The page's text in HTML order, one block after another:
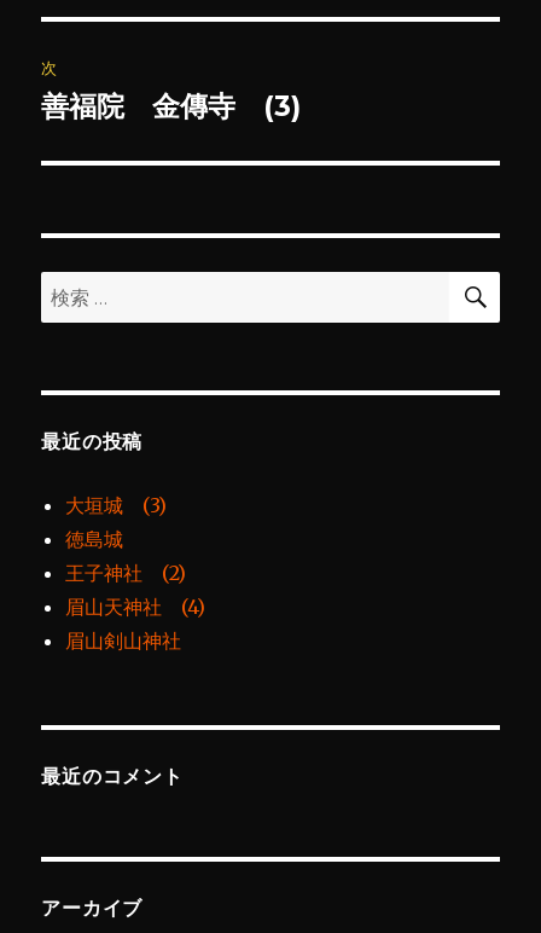
ビ
ゲ
ー
ン
投
稿:
次
次
投
善福院 金傳寺 (3)
検
索:
検
最近の投稿
大垣城 (3)
徳島城
王子神社 (2)
眉山天神社 (4)
眉山剣山神社
最近のコメント
アーカイブ